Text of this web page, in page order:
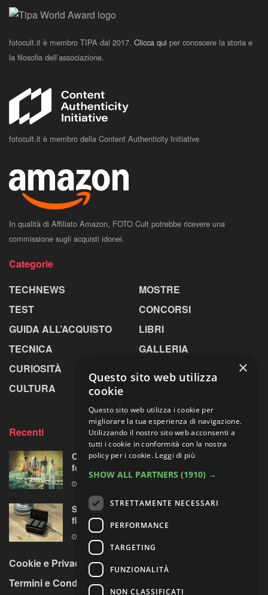
fotocult.it è membro TIPA dal 2017. Clicca qui per conoscere la storia e
la filosofia dell’associazione.
fotocult.it è membro della Content Authenticity Initiative
In qualità di Affiliato Amazon, FOTO Cult potrebbe ricevere una
commissione sugli acquisti idonei.
Categorie
TECHNEWS
TEST
GUIDA ALL’ACQUISTO
TECNICA
CURIOSITÀ
CULTURA
MOSTRE
CONCORSI
LIBRI
GALLERIA
Recenti
Centosessantasette candeline per la mostra
fotografica più longeva al mondo
Sony prepara la “rivoluzione” audio 32-bit
float per le sue mirrorless Alpha?
Cookie e Privacy Policy
Termini e Condizioni
×
Questo sito web utilizza
cookie
Questo sito web utilizza i cookie per
migliorare la tua esperienza di navigazione.
Utilizzando il nostro sito web acconsenti a
tutti i cookie in conformità con la nostra
policy per i cookie. Leggi di più
SHOW ALL PARTNERS (1910) →
STRETTAMENTE NECESSARI
PERFORMANCE
TARGETING
FUNZIONALITÀ
NON CLASSIFICATI